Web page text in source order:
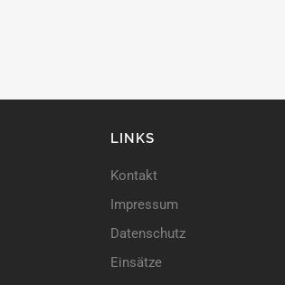
LINKS
Kontakt
Impressum
Datenschutz
Einsätze